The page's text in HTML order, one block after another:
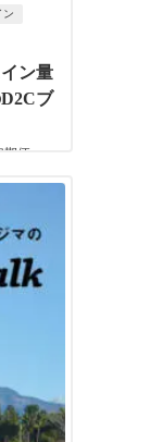
ン
ン量
ブ
期便